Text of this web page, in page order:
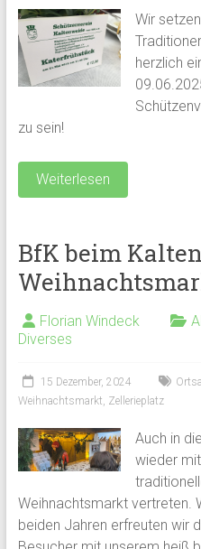
Wir
herzlich
zu sein!
Weiterlesen
BfK beim
Florian Windeck
Diverses
15 Dezember, 2024
Weihnachtsmarkt, Zellerieplatz
Auch in
wieder
Weihnachtsmarkt vertreten.
beiden Jahren erfreuten wir